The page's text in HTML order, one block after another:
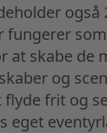
også
fungerer
at skabe de
og
frit og
eget